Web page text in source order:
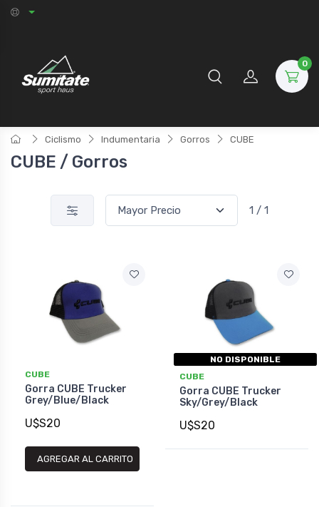
0
Ciclismo Indumentaria Gorros CUBE
CUBE / Gorros
1 / 1
CUBE
Gorra CUBE Trucker
Grey/Blue/Black
U$S20
AGREGAR AL CARRITO
NO DISPONIBLE
CUBE
Gorra CUBE Trucker
Sky/Grey/Black
U$S20